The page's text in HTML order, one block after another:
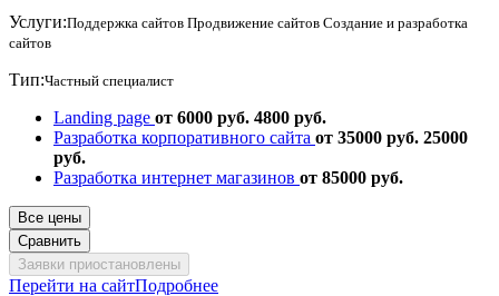
Услуги:Поддержка сайтов Продвижение сайтов Создание и разработка
сайтов
Тип:Частный специалист
Landing page от 6000 руб. 4800 руб.
Разработка корпоративного сайта от 35000 руб. 25000
руб.
Разработка интернет магазинов от 85000 руб.
Все цены
Сравнить
Заявки приостановлены
Перейти на сайтПодробнее